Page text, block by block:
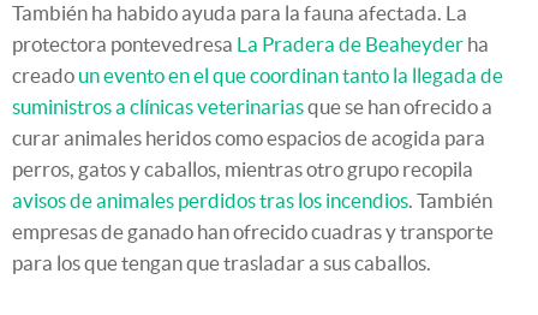
También ha habido ayuda para la fauna afectada. La
protectora pontevedresa La Pradera de Beaheyder ha
creado un evento en el que coordinan tanto la llegada de
suministros a clínicas veterinariasque se han ofrecido a
curar animales heridos como espacios de acogida para
perros, gatos y caballos, mientras otro grupo recopila
avisos de animales perdidos tras los incendios . También
empresas de ganado han ofrecido cuadras y transporte
para los que tengan que trasladar a sus caballos.